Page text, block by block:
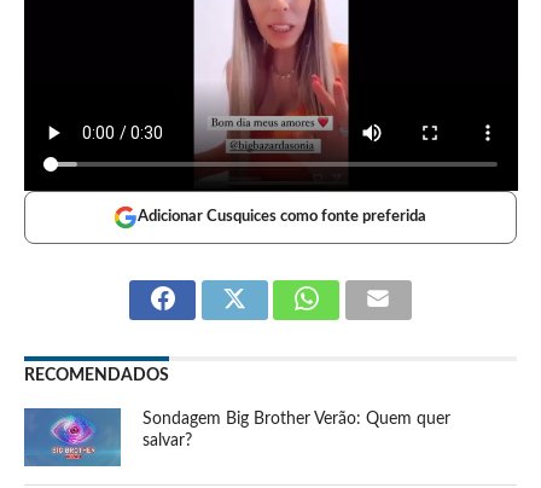
Adicionar Cusquices como fonte preferida
RECOMENDADOS
Sondagem Big Brother Verão: Quem quer
salvar?